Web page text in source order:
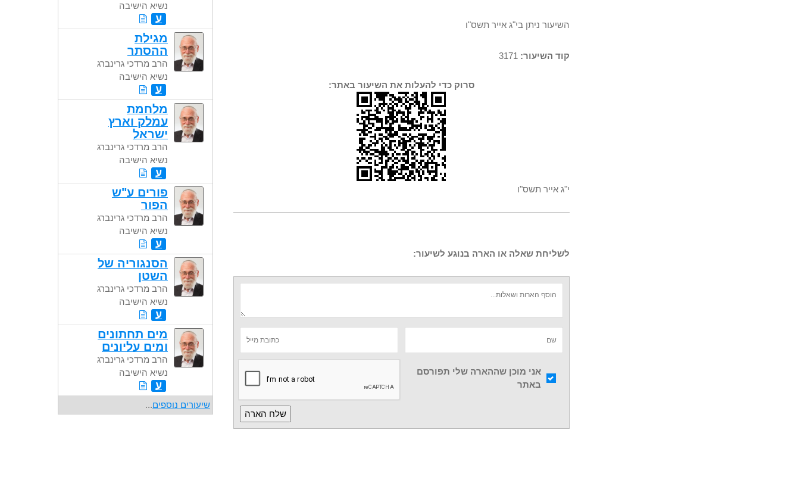
השיעור ניתן בי"ג אייר תשס"ו
קוד השיעור:
סרוק כדי להעלות את השיעור באתר:
י"ג אייר תשס"ו
לשליחת שאלה או הארה בנוגע לשיעור:
אני מוכן שההארה שלי תפורסם
באתר
נשיא הישיבה
ע
מגילת
ההסתר
הרב מרדכי גרינברג
נשיא הישיבה
ע
מלחמת
עמלק וארץ
ישראל
הרב מרדכי גרינברג
נשיא הישיבה
ע
פורים ע"ש
הפור
הרב מרדכי גרינברג
נשיא הישיבה
ע
הסנגוריה של
השטן
הרב מרדכי גרינברג
נשיא הישיבה
ע
מים תחתונים
ומים עליונים
הרב מרדכי גרינברג
נשיא הישיבה
ע
שיעורים נוספים...